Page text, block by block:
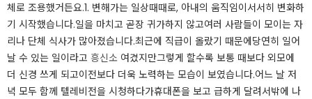
체로 조용했거든요.​​1. 변해가는 일상​때때로, 아내의 움직임이서서히 변화하
기 시작했습니다.일을 마치고 곧장 귀가하지 않고여러 사람들이 모이는 자
리나 단체 식사가 많아졌습니다.​최근에 직급이 올랐기 때문에당연히 일어
날 수 있는 일이라고 흥신소 여겼지만그렇게 할수록 보통 때보다 외모에
더 신경 쓰게 되고이전보다 더욱 노력하는 모습이 보였습니다.​어느 날 저
녁 모두 함께 텔레비전을 시청하다가휴대폰을 보고 급하게 달려서밖에 나